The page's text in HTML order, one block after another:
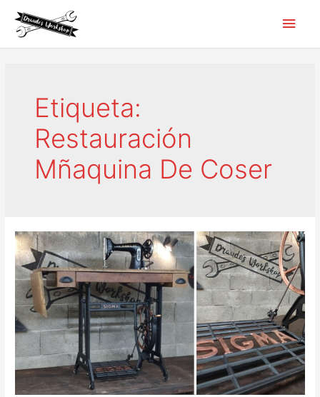
Etiqueta:
Restauración
Mñaquina De Coser